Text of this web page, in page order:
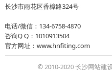
长沙市雨花区香樟路324号
电话/微信：134-6758-4870
咨询Q Q：1010913504
官方网址：www.hnfiting.com
© 2010-2020 长沙网站建设